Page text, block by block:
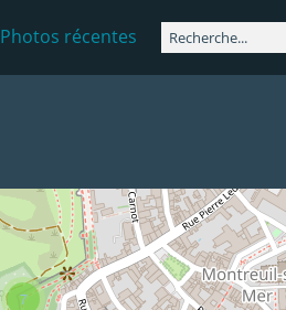
Photos récentes
7